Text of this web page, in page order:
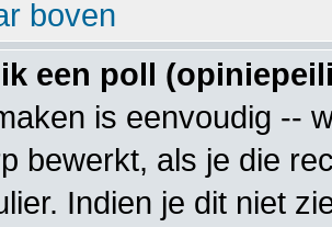
boven
een poll
is eenvoudig --
bewerkt, als je die
Indien je dit niet